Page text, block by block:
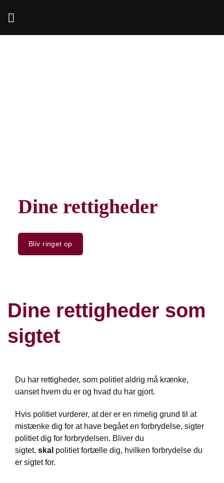
Dine rettigheder
Bliv ringet op
Dine rettigheder som
sigtet
Du har rettigheder, som politiet aldrig må krænke,
uanset hvem du er og hvad du har gjort.
Hvis politiet vurderer, at der er en rimelig grund til at
mistænke dig for at have begået en forbrydelse, sigter
politiet dig for forbrydelsen. Bliver du
sigtet, skal politiet fortælle dig, hvilken forbrydelse du
er sigtet for.